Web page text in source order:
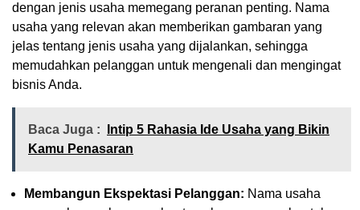
dengan jenis usaha memegang peranan penting. Nama
usaha yang relevan akan memberikan gambaran yang
jelas tentang jenis usaha yang dijalankan, sehingga
memudahkan pelanggan untuk mengenali dan mengingat
bisnis Anda.
Baca Juga :
Intip 5 Rahasia Ide Usaha yang Bikin
Kamu Penasaran
Membangun Ekspektasi Pelanggan: Nama usaha